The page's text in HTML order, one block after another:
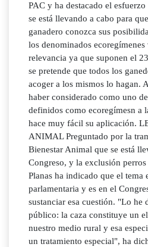
PAC y ha destacado el
se está llevando a cabo para
ganadero conozca sus
los denominados
relevancia ya que suponen el
se pretende que todos los
acoger a los mismos lo hagan.
haber considerado como uno
definidos como ecoregímesn a
hace muy fácil su aplicación.
ANIMAL Preguntado por la
Bienestar Animal que se está
Congreso, y la exclusión
Planas ha indicado que el tema
parlamentaria y es en el
sustanciar esa cuestión. "Lo he
público: la caza constituye un
nuestro medio rural y esa
un tratamiento especial", ha